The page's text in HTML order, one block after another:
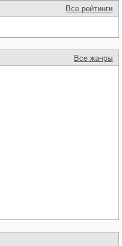
Все рейтинги
Все жанры